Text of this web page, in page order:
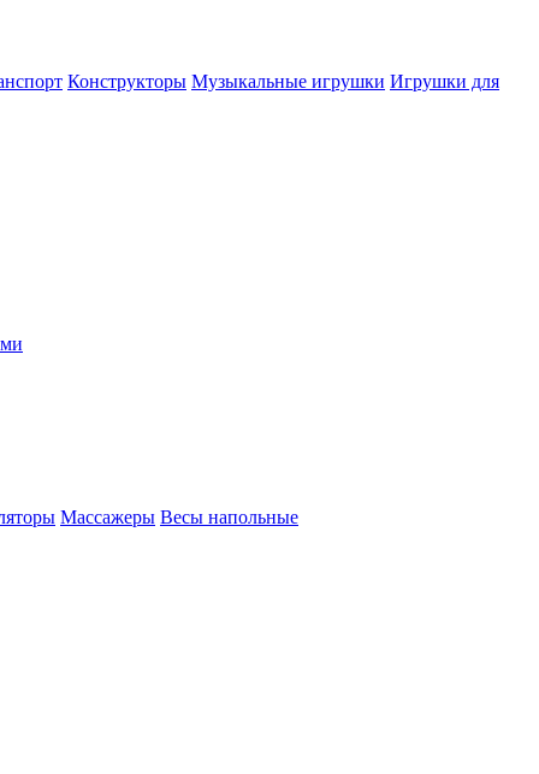
Конструкторы Музыкальные игрушки Игрушки для
Массажеры Весы напольные